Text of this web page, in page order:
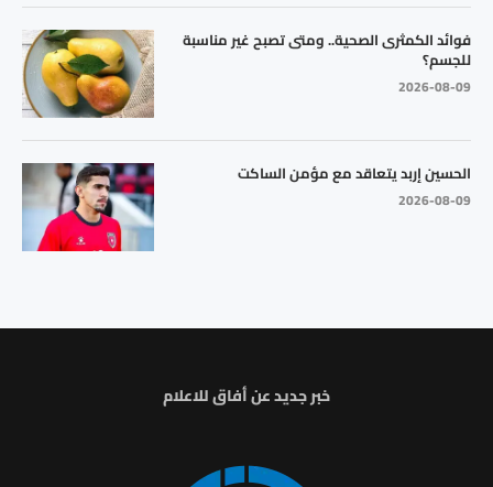
فوائد الكمثرى الصحية.. ومتى تصبح غير مناسبة
للجسم؟
2026-08-09
الحسين إربد يتعاقد مع مؤمن الساكت
2026-08-09
خبر جديد عن أفاق للاعلام